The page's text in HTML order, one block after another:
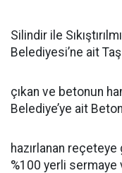
Silindir ile
Belediyesi’ne ait Taş
çıkan ve betonun
Belediye’ye ait
hazırlanan
%100 yerli sermaye